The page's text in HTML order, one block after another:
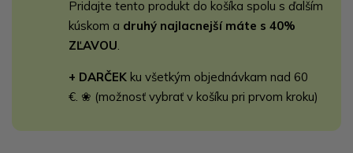
Pridajte tento produkt do košíka spolu s ďalším
kúskom a druhý najlacnejší máte s 40%
ZĽAVOU
+ DARČEK ku všetkým objednávkam nad 60
€. ❀ (možnosť vybrať v košíku pri prvom kroku)